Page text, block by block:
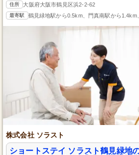
住所 大阪府大阪市鶴見区浜2-2-62
最寄駅 鶴見緑地駅から0.5km、門真南駅から1.4km
株式会社 ソラスト
ショートステイ ソラスト鶴見緑地